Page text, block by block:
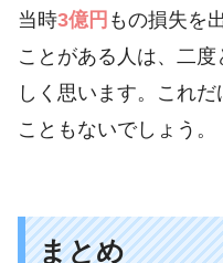
当時3億円 もの損失を
ことがある人は、二
しく思います。これ
こともないでしょう。
まとめ